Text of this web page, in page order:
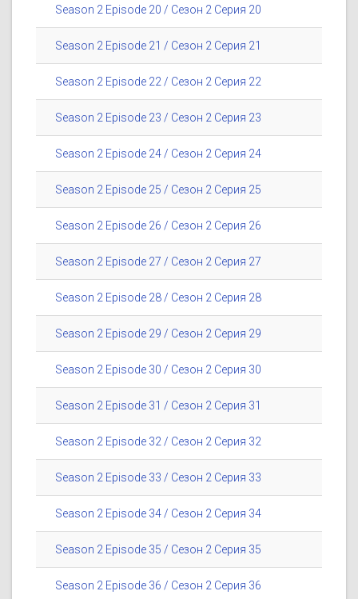
Season 2 Episode 20 / Сезон 2 Серия 20
Season 2 Episode 21 / Сезон 2 Серия 21
Season 2 Episode 22 / Сезон 2 Серия 22
Season 2 Episode 23 / Сезон 2 Серия 23
Season 2 Episode 24 / Сезон 2 Серия 24
Season 2 Episode 25 / Сезон 2 Серия 25
Season 2 Episode 26 / Сезон 2 Серия 26
Season 2 Episode 27 / Сезон 2 Серия 27
Season 2 Episode 28 / Сезон 2 Серия 28
Season 2 Episode 29 / Сезон 2 Серия 29
Season 2 Episode 30 / Сезон 2 Серия 30
Season 2 Episode 31 / Сезон 2 Серия 31
Season 2 Episode 32 / Сезон 2 Серия 32
Season 2 Episode 33 / Сезон 2 Серия 33
Season 2 Episode 34 / Сезон 2 Серия 34
Season 2 Episode 35 / Сезон 2 Серия 35
Season 2 Episode 36 / Сезон 2 Серия 36